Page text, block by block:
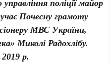
поліції майор
Почесну грамоту
МВС України,
Миколі Радохлібу.
р.